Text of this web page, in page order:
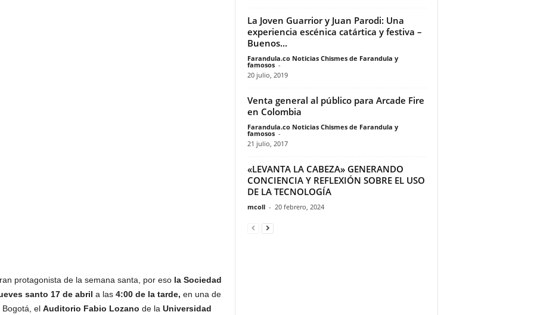
protagonista de la semana santa, por eso la Sociedad
santo 17 de abril a las4:00 de la tarde, en una de
Bogotá, el Auditorio Fabio Lozano de la Universidad
La Joven Guarrior y Juan Parodi: Una
experiencia escénica catártica y festiva –
Buenos...
Farandula.co Noticias Chismes de Farandula y
famosos -
20 julio, 2019
Venta general al público para Arcade Fire
en Colombia
Farandula.co Noticias Chismes de Farandula y
famosos -
21 julio, 2017
«LEVANTA LA CABEZA» GENERANDO
CONCIENCIA Y REFLEXIÓN SOBRE EL USO
DE LA TECNOLOGÍA
mcoll - 20 febrero, 2024